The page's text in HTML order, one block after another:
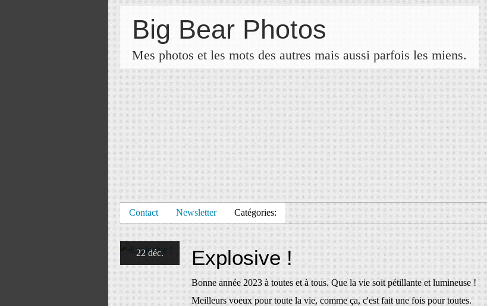
Big Bear Photos
Mes photos et les mots des autres mais aussi parfois les miens.
Contact Newsletter Catégories:
22 déc. Explosive !
Bonne année 2023 à toutes et à tous. Que la vie soit pétillante et lumineuse !
Meilleurs voeux pour toute la vie, comme ça, c'est fait une fois pour toutes.